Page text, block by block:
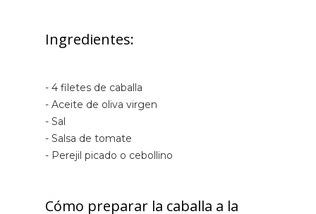
Ingredientes:
- 4 filetes de caballa
- Aceite de oliva virgen
- Sal
- Salsa de tomate
- Perejil picado o cebollino
Cómo preparar la caballa a la